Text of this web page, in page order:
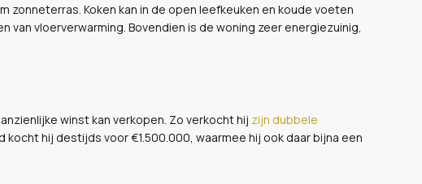
zonneterras. Koken kan in de open leefkeuken en koude voeten
vloerverwarming. Bovendien is de woning zeer energiezuinig,
winst kan verkopen. Zo verkocht hij zijn dubbele
kocht hij destijds voor €1.500.000, waarmee hij ook daar bijna een